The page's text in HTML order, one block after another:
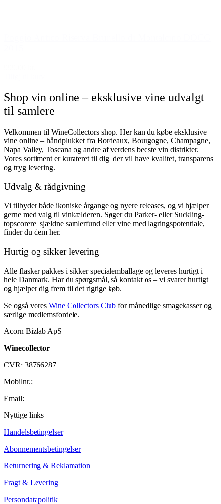
Shop vin online – eksklusive vine udvalgt
til samlere
Velkommen til WineCollectors shop. Her kan du købe eksklusive
vine online – håndplukket fra Bordeaux, Bourgogne, Champagne,
Napa Valley, Toscana og andre af verdens bedste vin distrikter.
Vores sortiment er kurateret til dig, der vil have kvalitet, transparens
og tryg levering.
Udvalg & rådgivning
Vi tilbyder både ikoniske årgange og nyere releases, og vi hjælper
gerne med valg til vinkælderen. Søger du Parker- eller Suckling-
topscorere, sjældne samlerfund eller vine med lagringspotentiale,
finder du dem her.
Hurtig og sikker levering
Alle flasker pakkes i sikker specialemballage og leveres hurtigt i
hele Danmark. Har du spørgsmål, så kontakt os – vi svarer hurtigt
og hjælper dig frem til det rigtige køb.
Se også vores Wine Collectors Club for månedlige smagekasser og
særlige medlemsfordele.
Acorn Bizlab ApS
Winecollector
CVR: 38766287
Mobilnr.:
Email:
Nyttige links
Handelsbetingelser
Abonnementsbetingelser
Returnering & Reklamation
Fragt & Levering
Persondatapolitik